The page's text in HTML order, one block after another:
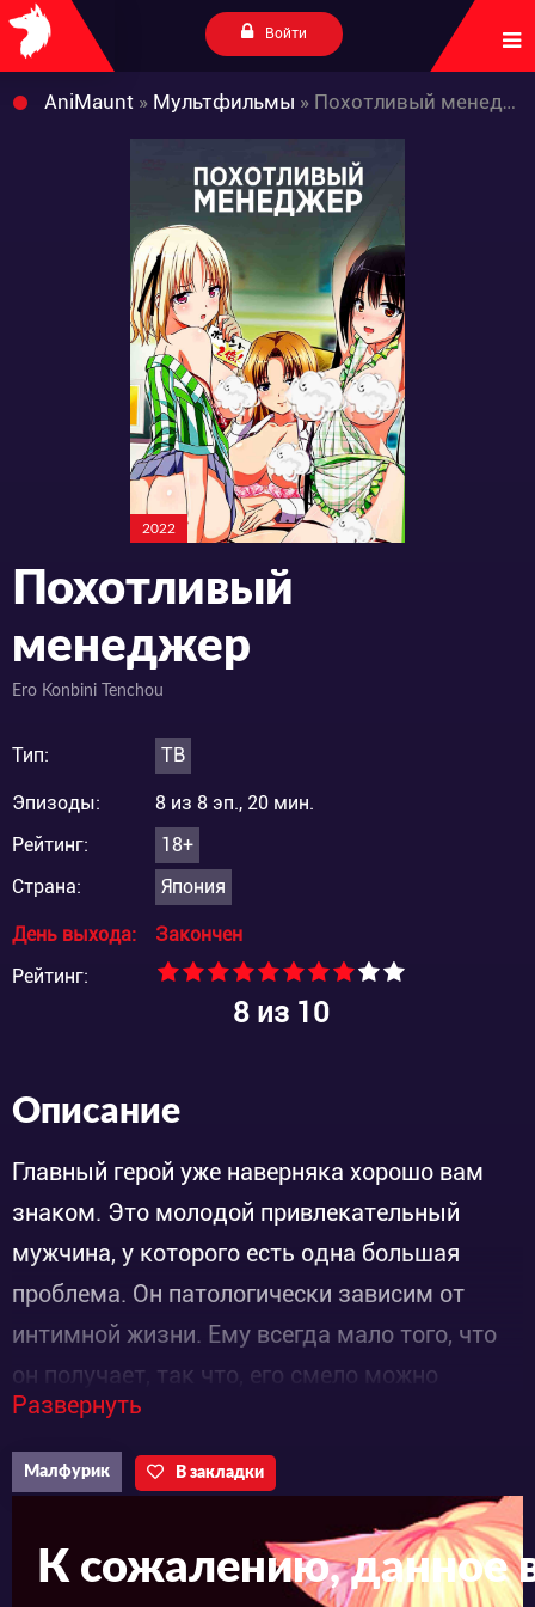
Войти
AniMaunt » Мультфильмы » Похотливый менеджер
2022
Похотливый
менеджер
Ero Konbini Tenchou
Тип: ТВ
Эпизоды:
8 из 8 эп., 20 мин.
Рейтинг:
18+
Страна:
Япония
День выхода:
Закончен
Рейтинг:
8из 10
Описание
Главный герой уже наверняка хорошо вам
знаком. Это молодой привлекательный
мужчина, у которого есть одна большая
проблема. Он патологически зависим от
интимной жизни. Ему всегда мало того, что
он получает, так что, его смело можно
назвать ненасытным. Эта особенность
долгое время мешала ему в жизни и карьере,
однако в последнее время дела у него идут в
гору. Теперь он занимает кресло менеджера
и отвечает за порядок в одном из
Развернуть
Малфурик В закладки
К сожалению, данное